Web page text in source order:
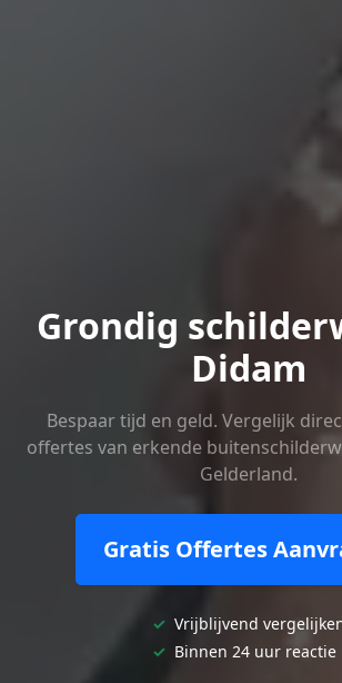
Grondig
Didam
Bespaar tijd en geld. Vergelijk
offertes van erkende
Gelderland.
Gratis Offertes
✓ Vrijblijvend
✓ Binnen 24 uur reactie